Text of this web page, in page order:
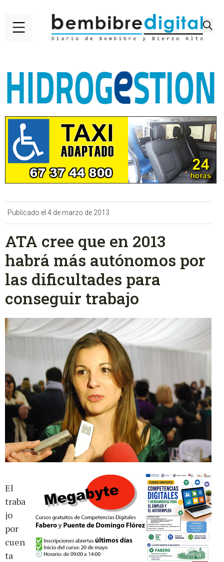
Publicado el 4 de marzo de 2013
ATA cree que en 2013
habrá más autónomos por
las dificultades para
conseguir trabajo
El
traba
jo
por
cuen
ta